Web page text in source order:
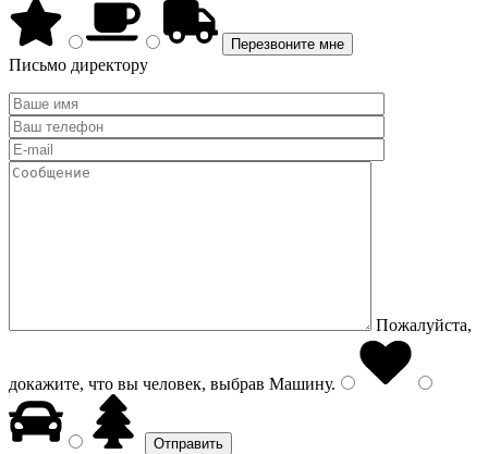
Письмо директору
Пожалуйста,
докажите, что вы человек, выбрав Машину.